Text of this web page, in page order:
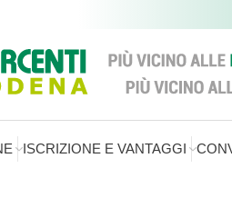
ISCRIZIONE E VANTAGGI